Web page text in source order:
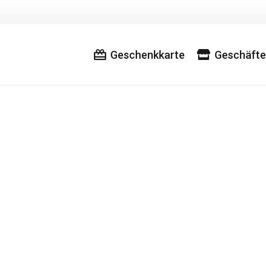
Geschenkkarte Geschäfte